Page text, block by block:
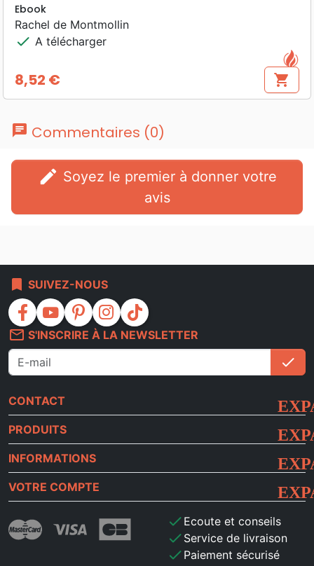
Ebook
Rachel de Montmollin
check A télécharger
Prix
8,52 € shopping_cart
chat Commentaires (0)
edit
avis
bookmark SUIVEZ-NOUS
facebook youtube pinterest instagram
tiktok
mail_outline S'INSCRIRE À LA NEWSLETTER
check
CONTACT
PRODUITS
INFORMATIONS
VOTRE COMPTE
check Ecoute et conseils
check Service de livraison
check Paiement sécurisé